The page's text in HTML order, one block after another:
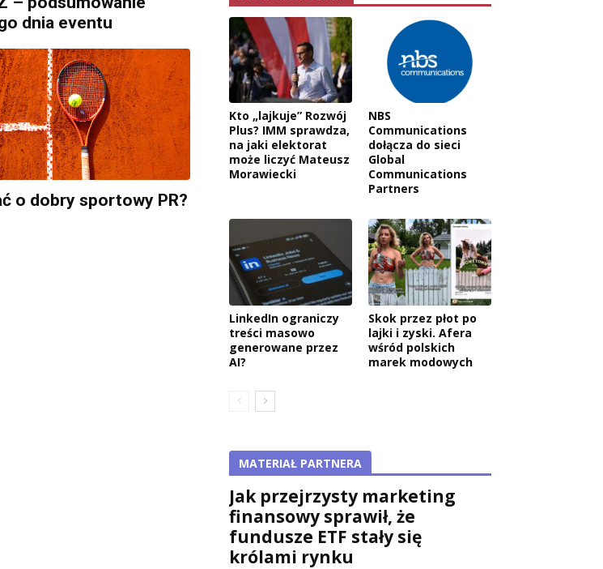
dnia eventu
o dobry sportowy PR?
Kto „lajkuje” Rozwój
Plus? IMM sprawdza,
na jaki elektorat
może liczyć Mateusz
Morawiecki
NBS
Communications
dołącza do sieci
Global
Communications
Partners
LinkedIn ograniczy
treści masowo
generowane przez
AI?
Skok przez płot po
lajki i zyski. Afera
wśród polskich
marek modowych
MATERIAŁ PARTNERA
Jak przejrzysty marketing
finansowy sprawił, że
fundusze ETF stały się
królami rynku